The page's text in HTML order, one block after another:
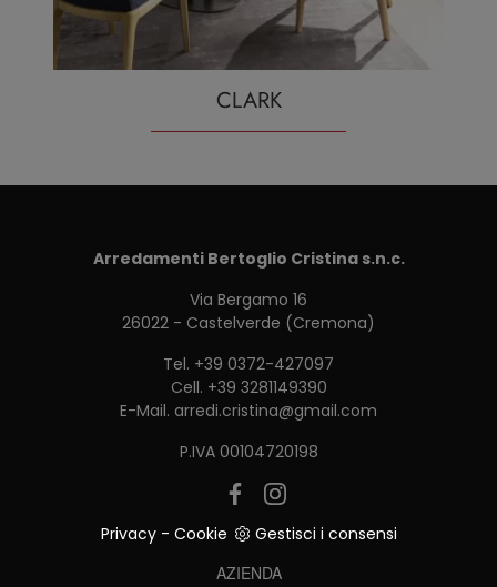
CLARK
Arredamenti Bertoglio Cristina s.n.c.
Via Bergamo 16
26022 - Castelverde (Cremona)
Tel. +39 0372-427097
Cell. +39 3281149390
E-Mail. arredi.cristina@gmail.com
P.IVA 00104720198
Privacy- Cookie
Gestisci i consensi
AZIENDA